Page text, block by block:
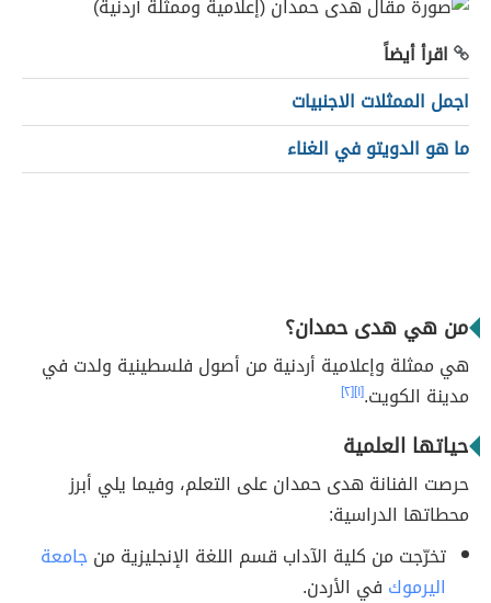
اقرأ أيضاً
اجمل الممثلات الاجنبيات
ما هو الدويتو في الغناء
من هي هدى حمدان؟
هي ممثلة وإعلامية أردنية من أصول فلسطينية ولدت في
مدينة الكويت.[١] [٢]
حياتها العلمية
حرصت الفنانة هدى حمدان على التعلم، وفيما يلي أبرز
محطاتها الدراسية:
تخرّجت من كلية الآداب قسم اللغة الإنجليزية منجامعة
اليرموك في الأردن.